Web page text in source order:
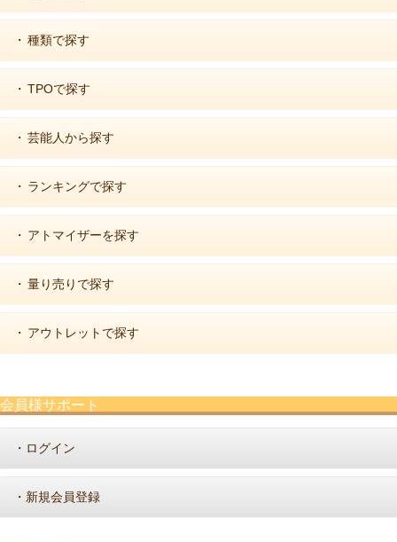
・ 種類で探す
・ TPOで探す
・ 芸能人から探す
・ ランキングで探す
・ アトマイザーを探す
・ 量り売りで探す
・ アウトレットで探す
会員様サポート
・ ログイン
・ 新規会員登録